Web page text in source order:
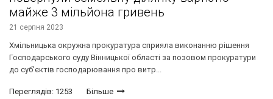
майже 3 мільйона гривень
21 серпня 2023
Хмільницька окружна прокуратура сприяла виконанню рішення
Господарського суду Вінницької області за позовом прокуратури
до суб’єктів господарювання про витр...
Переглядів: 1253 Більше